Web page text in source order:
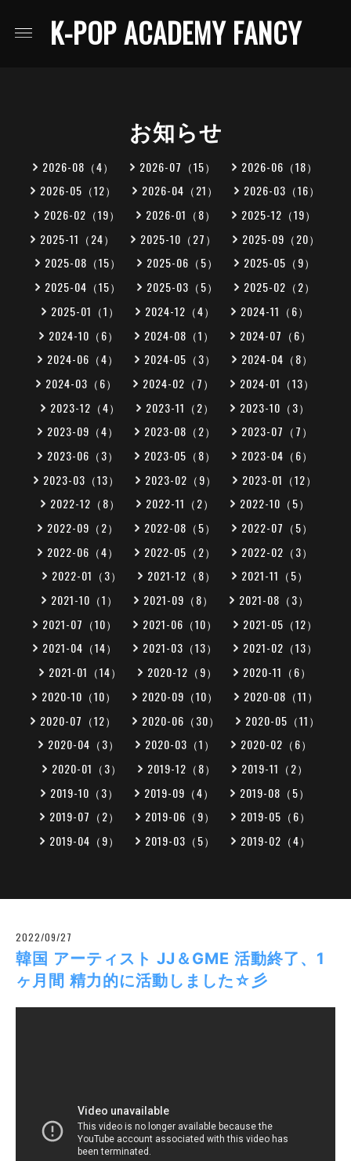
K-POP ACADEMY FANCY
お知らせ
2026-08（4） 2026-07（15）
2026-06（18）
2026-05（12）
2026-04（21）
2026-03（16）
2026-02（19）
2026-01（8）
2025-12（19）
2025-11（24）
2025-10（27）
2025-09（20）
2025-08（15）
2025-06（5）
2025-05（9）
2025-04（15）
2025-03（5）
2025-02（2）
2025-01（1）
2024-12（4）
2024-11（6）
2024-10（6）
2024-08（1）
2024-07（6）
2024-06（4）
2024-05（3）
2024-04（8）
2024-03（6）
2024-02（7）
2024-01（13）
2023-12（4）
2023-11（2）
2023-10（3）
2023-09（4）
2023-08（2）
2023-07（7）
2023-06（3）
2023-05（8）
2023-04（6）
2023-03（13）
2023-02（9）
2023-01（12）
2022-12（8）
2022-11（2）
2022-10（5）
2022-09（2）
2022-08（5）
2022-07（5）
2022-06（4）
2022-05（2）
2022-02（3）
2022-01（3）
2021-12（8）
2021-11（5）
2021-10（1）
2021-09（8）
2021-08（3）
2021-07（10）
2021-06（10）
2021-05（12）
2021-04（14）
2021-03（13）
2021-02（13）
2021-01（14）
2020-12（9）
2020-11（6）
2020-10（10）
2020-09（10）
2020-08（11）
2020-07（12）
2020-06（30）
2020-05（11）
2020-04（3）
2020-03（1）
2020-02（6）
2020-01（3）
2019-12（8）
2019-11（2）
2019-10（3）
2019-09（4）
2019-08（5）
2019-07（2）
2019-06（9）
2019-05（6）
2019-04（9）
2019-03（5） 2019-02（4）
2022/09/27
韓国 アーティスト JJ＆GME 活動終了、1
ヶ月間 精力的に活動しました☆彡